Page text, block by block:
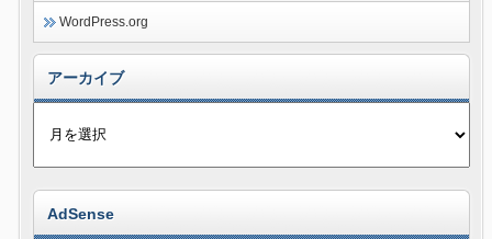
WordPress.org
アーカイブ
AdSense